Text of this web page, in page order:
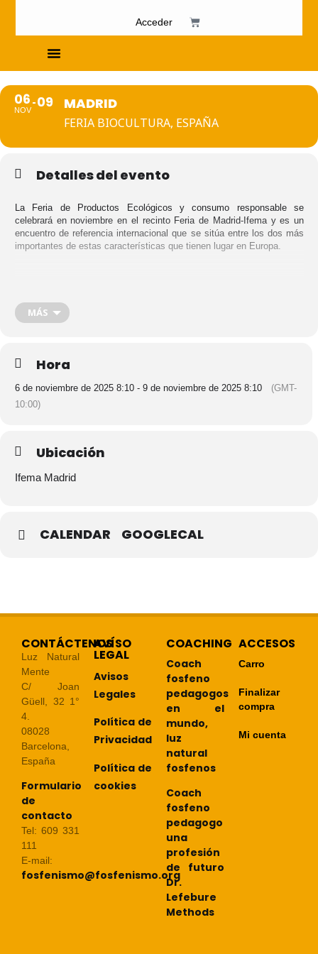
Acceder
06
NOV 09 MADRID
FERIA BIOCULTURA, ESPAÑA
Detalles del evento
La Feria de Productos Ecológicos y consumo responsable se
celebrará en noviembre en el recinto Feria de Madrid-Ifema y es un
encuentro de referencia internacional que se sitúa entre los dos más
importantes de estas características que tienen lugar en Europa.
la vez del cambio necesario e imprescindible, para dar el paso
definitivo hacia un mundo realmente sostenible.
Adriana Sorina Stefanescu estará presente en Biocultura Madrid en
las 10.00h y 20.00h para presentar de primera mano la luz natural
Fosfenos.
MÁS
Hora
6 de noviembre de 2025 8:10 - 9 de noviembre de 2025 8:10
(GMT-
10:00)
Ubicación
Ifema Madrid
CALENDAR GOOGLECAL
CONTÁCTENOS
Luz Natural
Mente
C/ Joan
Güell, 32 1°
4.
08028
Barcelona,
España
Formulario
de
contacto
Tel: 609 331
111
E-mail:
fosfenismo@fosfenismo.org
AVÍSO
LEGAL
Avisos
Legales
Política de
Privacidad
Política de
cookies
COACHING
Coach
fosfeno
pedagogos
en el
mundo,
luz
natural
fosfenos
Coach
fosfeno
pedagogo
una
profesión
de futuro
Dr.
Lefebure
Methods
ACCESOS
Carro
Finalizar
compra
Mi cuenta